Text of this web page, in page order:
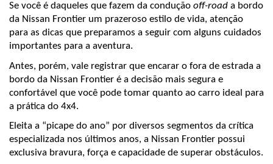
Se você é daqueles que fazem da condução off-road a bordo
da Nissan Frontier um prazeroso estilo de vida, atenção
para as dicas que preparamos a seguir com alguns cuidados
importantes para a aventura.
Antes, porém, vale registrar que encarar o fora de estrada a
bordo da Nissan Frontier é a decisão mais segura e
confortável que você pode tomar quanto ao carro ideal para
a prática do 4x4.
Eleita a “picape do ano” por diversos segmentos da crítica
especializada nos últimos anos, a Nissan Frontier possui
exclusiva bravura, força e capacidade de superar obstáculos.